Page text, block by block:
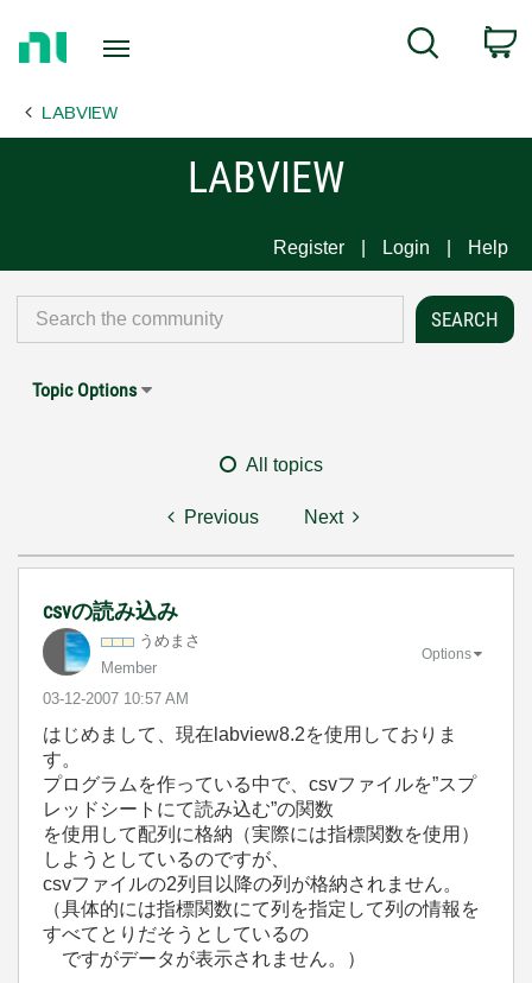
Page
Search
LABVIEW
LABVIEW
Register Login Help
Topic Options
All topics
Previous Next
csvの読み込み
うめまさ
Member
‎03-12-2007 10:57 AM
Options
はじめまして、現在labview8.2を使用しておりま
す。
プログラムを作っている中で、csvファイルを”スプ
レッドシートにて読み込む”の関数
を使用して配列に格納（実際には指標関数を使用）
しようとしているのですが、
csvファイルの2列目以降の列が格納されません。
（具体的には指標関数にて列を指定して列の情報を
すべてとりだそうとしているの
ですがデータが表示されません。）